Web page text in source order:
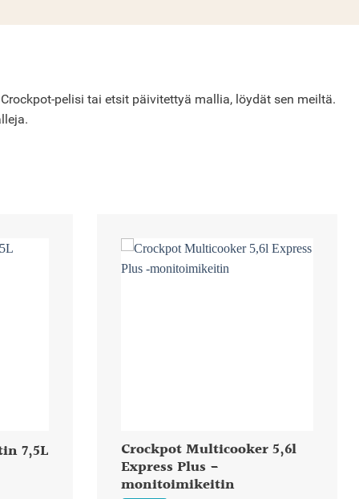
pelisi tai etsit päivitettyä mallia, löydät sen meiltä.
7,5L Crockpot Multicooker 5,6l
Express Plus -
monitoimikeitin